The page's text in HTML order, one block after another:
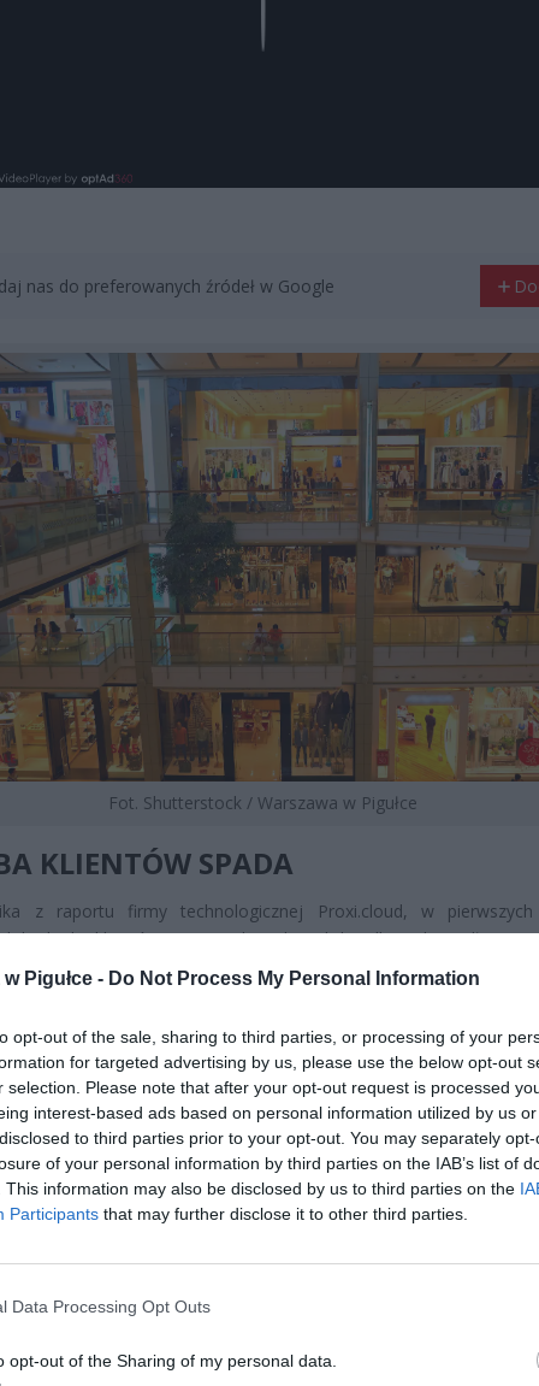
Pigułce - Do Not Process My Personal Information
opt-out of the sale, sharing to third parties, or processing of your
for targeted advertising by us, please use the below opt-out
selection. Please note that after your opt-out request is processed
interest-based ads based on personal information utilized by us
to third parties prior to your opt-out. You may separately
of your personal information by third parties on the IAB’s list of
This information may also be disclosed by us to third parties on the
Participants that may further disclose it to other third parties.
Data Processing Opt Outs
opt-out of the Sharing of my personal data.
nas do preferowanych źródeł w Google
Fot. Shutterstock / Warszawa w Pigułce
KLIENTÓW SPADA
z raportu firmy technologicznej Proxi.cloud, w
br. liczba klientów w centrach i galeriach handlowych spadła o
że konsumenci stali się bardziej ostrożni i selektywni. Widać to
ruchu, ale też w krótszych i bardziej celowych wizytach.
w galeriach z zakupami online – komentuje Mateusz Chołuj,
raportu z Proxi.cloud.